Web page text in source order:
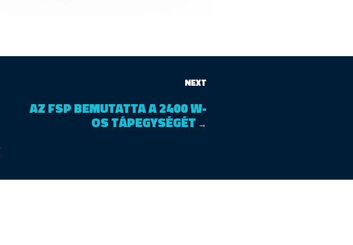
NEXT
AZ FSP BEMUTATTA A 2400 W-
OS TÁPEGYSÉGÉT →